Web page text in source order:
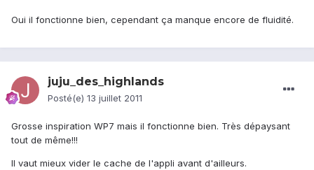
Oui il fonctionne bien, cependant ça manque encore de fluidité.
juju_des_highlands
Posté(e) 13 juillet 2011
Grosse inspiration WP7 mais il fonctionne bien. Très dépaysant
tout de même!!!
Il vaut mieux vider le cache de l'appli avant d'ailleurs.